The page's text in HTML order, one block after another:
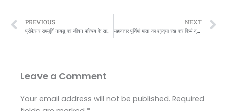
Prev
PREVIOUS
प्रोफेसर राममूर्ति नायडू का जीवन परिचय के साथ साथ,रामूर्ति सहित अनेक प्रसिद्ध बलवान व्यक्तियों द्धारा किये गए, पफ़स्सि योग के असाधारण बलवर्धक प्रदर्शन के अभ्यास को कैसे करें,बता रहें है स्वामी सत्येंद्र सत्यसाहिब जी…
NEXT
महावतार पूर्णिमां माता का श्रद्घा रख कर किये व्रत पूजा की सत्य चमत्कार की अभी घटित कथा भाग-7:-
Leave a Comment
Your email address will not be published. Required